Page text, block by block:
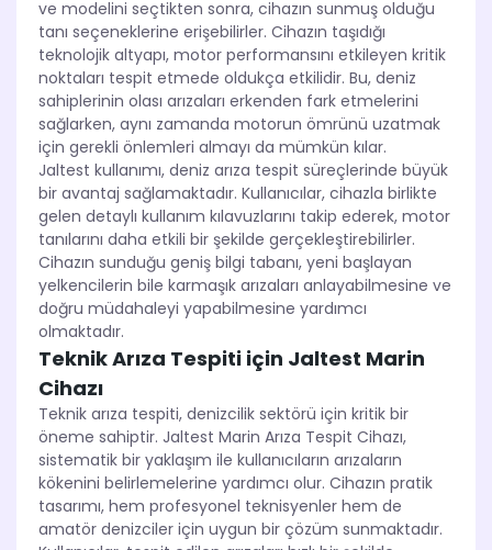
ve modelini seçtikten sonra, cihazın sunmuş olduğu
tanı seçeneklerine erişebilirler. Cihazın taşıdığı
teknolojik altyapı, motor performansını etkileyen kritik
noktaları tespit etmede oldukça etkilidir. Bu, deniz
sahiplerinin olası arızaları erkenden fark etmelerini
sağlarken, aynı zamanda motorun ömrünü uzatmak
için gerekli önlemleri almayı da mümkün kılar.
Jaltest kullanımı, deniz arıza tespit süreçlerinde büyük
bir avantaj sağlamaktadır. Kullanıcılar, cihazla birlikte
gelen detaylı kullanım kılavuzlarını takip ederek, motor
tanılarını daha etkili bir şekilde gerçekleştirebilirler.
Cihazın sunduğu geniş bilgi tabanı, yeni başlayan
yelkencilerin bile karmaşık arızaları anlayabilmesine ve
doğru müdahaleyi yapabilmesine yardımcı
olmaktadır.
Teknik Arıza Tespiti için Jaltest Marin
Cihazı
Teknik arıza tespiti, denizcilik sektörü için kritik bir
öneme sahiptir. Jaltest Marin Arıza Tespit Cihazı,
sistematik bir yaklaşım ile kullanıcıların arızaların
kökenini belirlemelerine yardımcı olur. Cihazın pratik
tasarımı, hem profesyonel teknisyenler hem de
amatör denizciler için uygun bir çözüm sunmaktadır.